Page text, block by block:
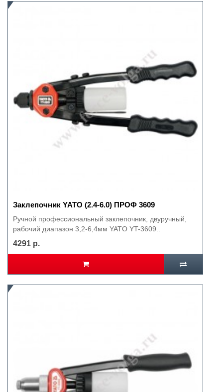
Заклепочник YATO (2.4-6.0) ПРОФ 3609
Ручной профессиональный заклепочник, двуручный,
рабочий диапазон 3,2-6,4мм YATO YT-3609..
4291 р.